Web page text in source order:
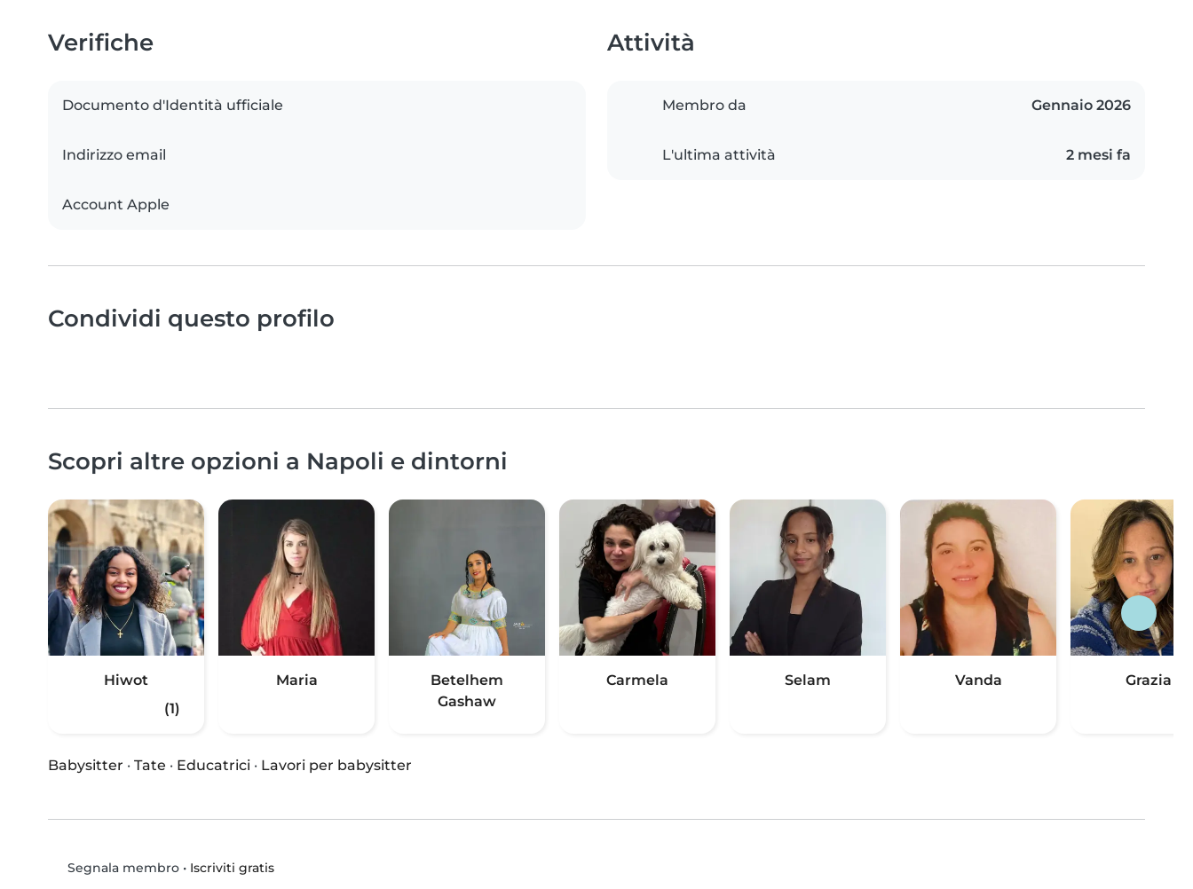
Verifiche
Documento d'Identità ufficiale
Indirizzo email
Account Apple
Attività
Membro da Gennaio 2026
L'ultima attività 2 mesi fa
Condividi questo profilo
Scopri altre opzioni a Napoli e dintorni
Hiwot
(1)
Maria
Betelhem
Gashaw
Carmela Selam Vanda Grazia
Babysitter · Tate · Educatrici · Lavori per babysitter
Segnala membro• Iscriviti gratis